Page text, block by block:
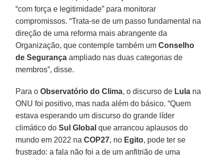
“com força e legitimidade” para monitorar
compromissos. “Trata-se de um passo fundamental na
direção de uma reforma mais abrangente da
Organização, que contemple também umConselho
de Segurança ampliado nas duas categorias de
membros”, disse.
Para oObservatório do Clima, o discurso de Lula na
ONU foi positivo, mas nada além do básico. “Quem
estava esperando um discurso do grande líder
climático doSul Global que arrancou aplausos do
mundo em 2022 naCOP27, no Egito, pode ter se
frustrado: a fala não foi a de um anfitrião de uma